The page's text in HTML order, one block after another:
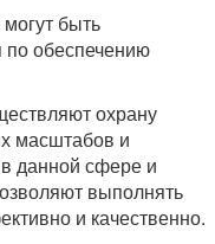
быть
по обеспечению
охрану
масштабов и
данной сфере и
выполнять
и качественно.